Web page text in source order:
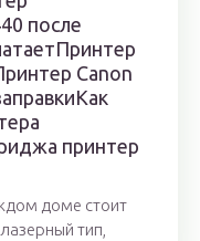
после
Canon
принтер
доме стоит
тип,